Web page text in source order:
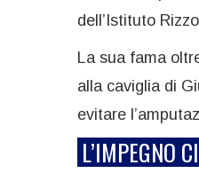
dell’Istituto
La sua fama
alla caviglia di
evitare
L’IMPEGNO